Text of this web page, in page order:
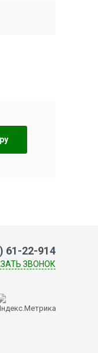
61-22-914
ЗВОНОК